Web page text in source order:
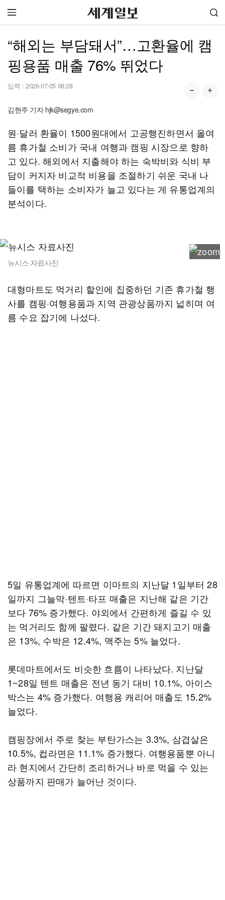
“해외는 부담돼서”…고환율에 캠
핑용품 매출 76% 뛰었다
입력 : 2026-07-05 08:28
김현주 기자 hjk@segye.com
원·달러 환율이 1500원대에서 고공행진하면서 올여
름 휴가철 소비가 국내 여행과 캠핑 시장으로 향하
고 있다. 해외에서 지출해야 하는 숙박비와 식비 부
담이 커지자 비교적 비용을 조절하기 쉬운 국내 나
들이를 택하는 소비자가 늘고 있다는 게 유통업계의
분석이다.
뉴시스 자료사진
대형마트도 먹거리 할인에 집중하던 기존 휴가철 행
사를 캠핑·여행용품과 지역 관광상품까지 넓히며 여
름 수요 잡기에 나섰다.
5일 유통업계에 따르면 이마트의 지난달 1일부터 28
일까지 그늘막·텐트·타프 매출은 지난해 같은 기간
보다 76% 증가했다. 야외에서 간편하게 즐길 수 있
는 먹거리도 함께 팔렸다. 같은 기간 돼지고기 매출
은 13%, 수박은 12.4%, 맥주는 5% 늘었다.
롯데마트에서도 비슷한 흐름이 나타났다. 지난달
1~28일 텐트 매출은 전년 동기 대비 10.1%, 아이스
박스는 4% 증가했다. 여행용 캐리어 매출도 15.2%
늘었다.
캠핑장에서 주로 찾는 부탄가스는 3.3%, 삼겹살은
10.5%, 컵라면은 11.1% 증가했다. 여행용품뿐 아니
라 현지에서 간단히 조리하거나 바로 먹을 수 있는
상품까지 판매가 늘어난 것이다.